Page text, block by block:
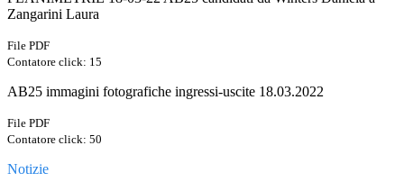
Zangarini Laura
File PDF
Contatore click: 15
AB25 immagini fotografiche ingressi-uscite 18.03.2022
File PDF
Contatore click: 50
Notizie